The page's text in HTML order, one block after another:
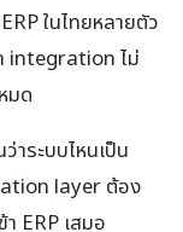
ในไทยหลายตัว
integration ไม่
มด
ระบบไหนเป็น
layer ต้อง
ERP เสมอ